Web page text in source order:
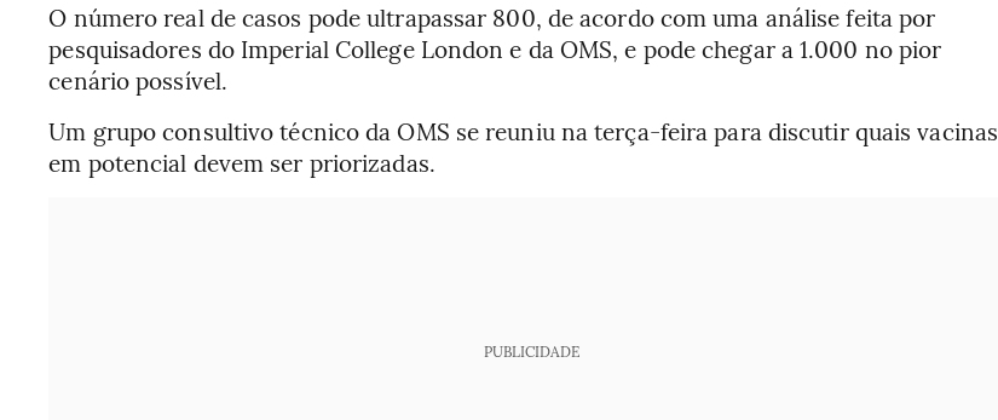
O número real de casos pode ultrapassar 800, de acordo com uma análise feita por
pesquisadores do Imperial College London e da OMS, e pode chegar a 1.000 no pior
cenário possível.
Um grupo consultivo técnico da OMS se reuniu na terça-feira para discutir quais vacinas
em potencial devem ser priorizadas.
PUBLICIDADE